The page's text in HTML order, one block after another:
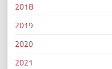
2018
2019
2020
2021